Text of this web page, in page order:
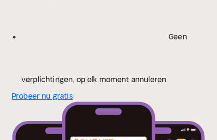
Geen
verplichtingen, op elk moment annuleren
Probeer nu gratis